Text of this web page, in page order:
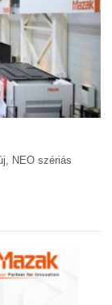
NEO szériás